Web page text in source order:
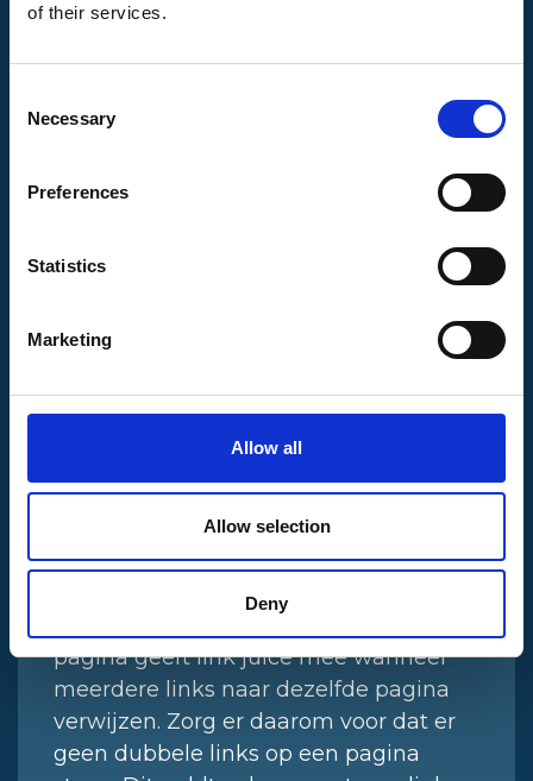
of their services.
Selection
Necessary
Preferences
Statistics
Marketing
Allow all
Allow selection
Deny
aanzienlijk klein. Content links worden
link is verwerkt zich dus op een externe
Bij het implementeren van interne
SEO, zijn er een aantal punten om
–Een pagina waar veel externe links
ook meer linkjuice doorgeven;
pagina waar naartoe gelinkt wordt
meer waarde;
pagina geeft link juice mee wanneer
meerdere links naar dezelfde pagina
verwijzen. Zorg er daarom voor dat er
geen dubbele links op een pagina